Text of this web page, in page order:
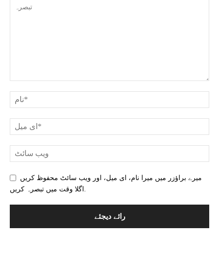
میرے براؤزر میں میرا نام، ای میل، اور ویب سائٹ محفوظ کریں